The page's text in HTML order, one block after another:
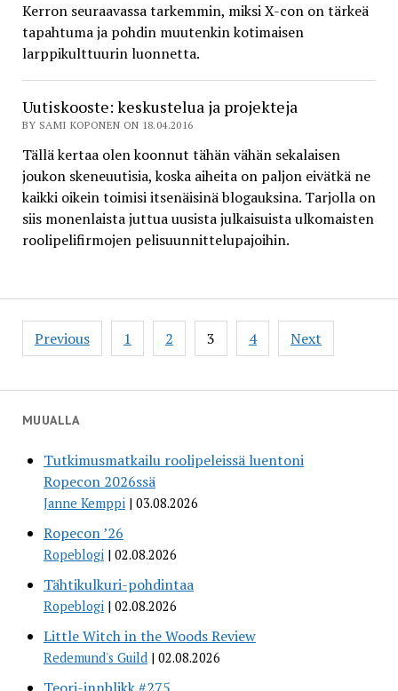
MUUALLA
Tutkimusmatkailu roolipeleissä luentoni
Ropecon 2026ssä
Janne Kemppi 03.08.2026
Ropecon ’26
Ropeblogi 02.08.2026
Tähtikulkuri-pohdintaa
Ropeblogi 02.08.2026
Little Witch in the Woods Review
Redemund's Guild 02.08.2026
Kerron seuraavassa tarkemmin, miksi X-con on tärkeä
tapahtuma ja pohdin muutenkin kotimaisen
larppikulttuurin luonnetta.
Uutiskooste: keskustelua ja projekteja
BY SAMI KOPONEN ON 18.04.2016
Tällä kertaa olen koonnut tähän vähän sekalaisen
joukon skeneuutisia, koska aiheita on paljon eivätkä ne
kaikki oikein toimisi itsenäisinä blogauksina. Tarjolla on
siis monenlaista juttua uusista julkaisuista ulkomaisten
roolipelifirmojen pelisuunnittelupajoihin.
Posts
pagination
Previous 1 2 3 4 Next